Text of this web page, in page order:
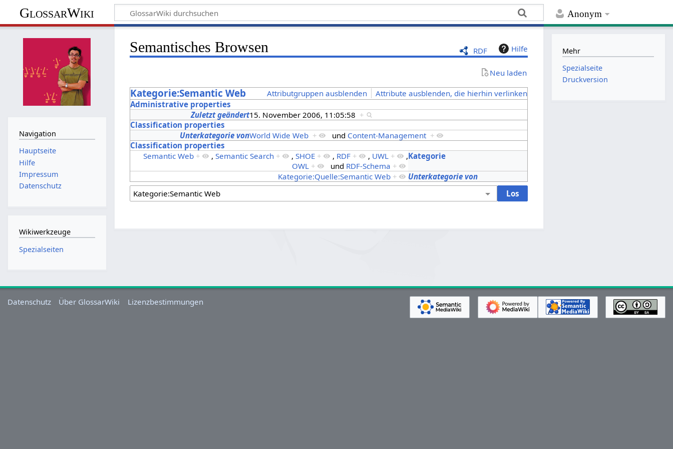
Anonym
GlossarWiki
RDF Hilfe
Semantisches Browsen
Neu laden
Kategorie:Semantic Web Attributgruppen ausblenden
Attribute ausblenden, die hierhin verlinken
Administrative properties
Zuletzt geändert15. November 2006, 11:05:58 +
Classification properties
Unterkategorie vonWorld Wide Web + und Content-Management +
Classification properties
Kategorie
Semantic Web + ,Semantic Search + ,SHOE + , RDF + , UWL +
,
OWL + und RDF-Schema +
Unterkategorie von
Kategorie:Quelle:Semantic Web +
Navigation
Hauptseite
Hilfe
Impressum
Datenschutz
Wikiwerkzeuge
Spezialseiten
Mehr
Spezialseite
Druckversion
Datenschutz Über GlossarWiki Lizenzbestimmungen